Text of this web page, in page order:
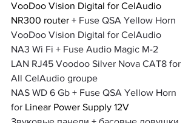
VooDoo Vision Digital for CelAudio
NR300 router + Fuse QSA Yellow Horn
VooDoo Vision Digital for CelAudio
NA3 Wi Fi + Fuse Audio Magic M-2
LAN RJ45 Voodoo Silver Nova CAT8 for
All CelAudio groupe
NAS WD 6 Gb + Fuse QSA Yellow Horn
for Linear Power Supply 12V